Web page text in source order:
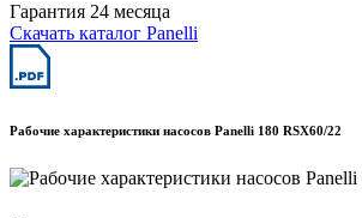
Гарантия 24 месяца
Скачать каталог Panelli
Рабочие характеристики насосов Panelli 180 RSX60/22